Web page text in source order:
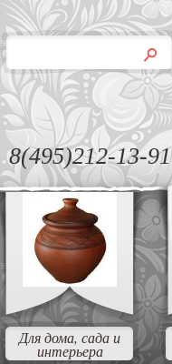
8(495)212-13-91
Для дома, сада и
интерьера